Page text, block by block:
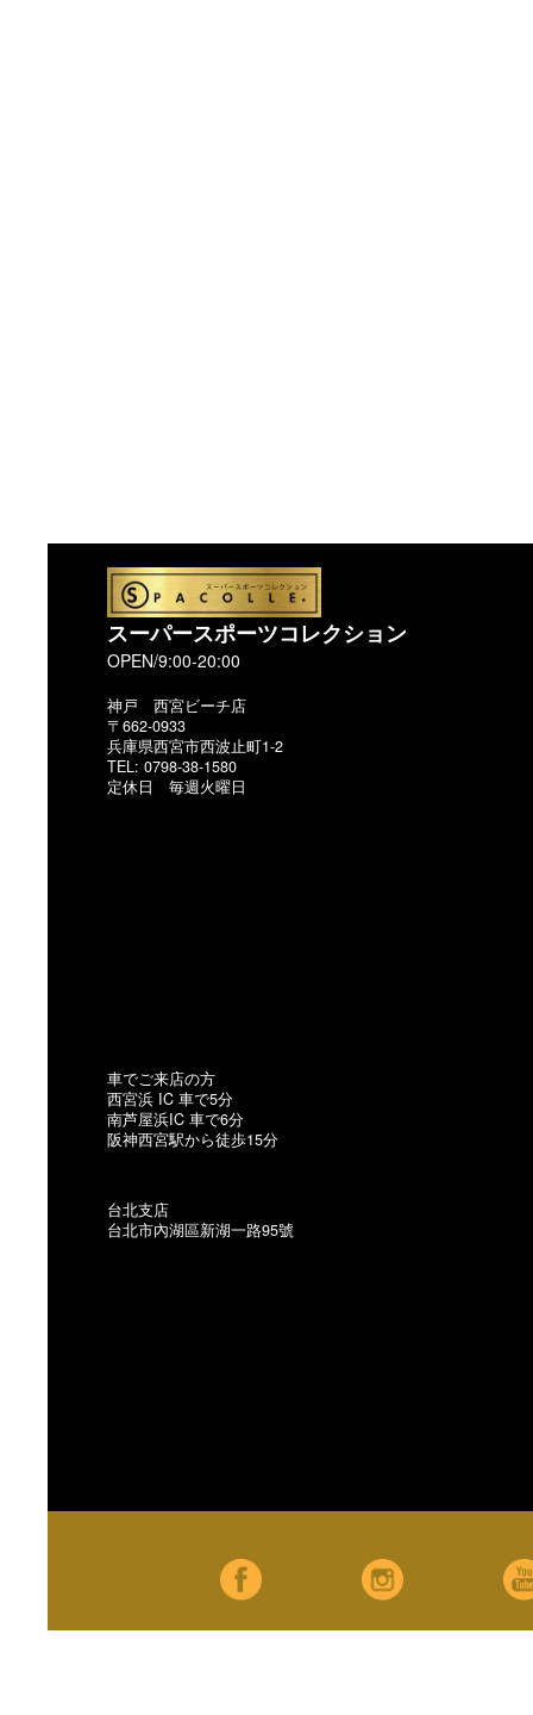
スーパースポーツコレクション
OPEN/9:00-20:00
神戸 西宮ビーチ店
〒662-0933
兵庫県西宮市西波止町1-2
TEL: 0798-38-1580
定休日 毎週火曜日
車でご来店の方
西宮浜 IC 車で5分
南芦屋浜IC 車で6分
阪神西宮駅から徒歩15分
台北支店
台北市內湖區新湖一路95號